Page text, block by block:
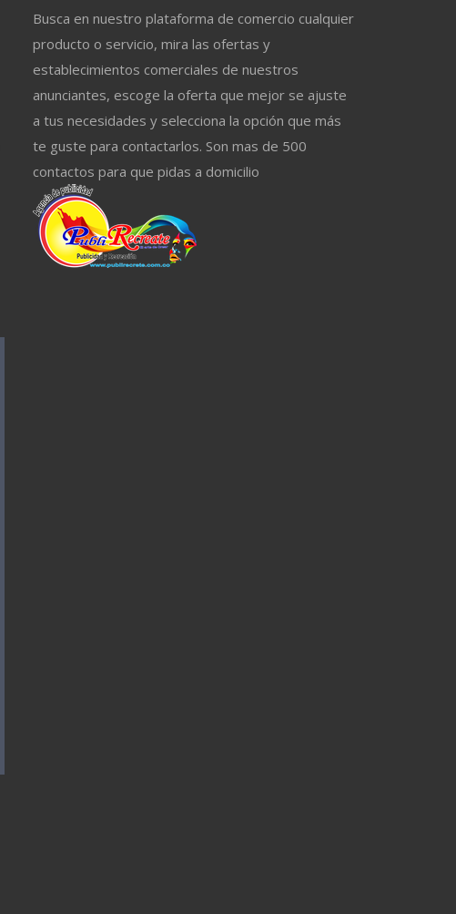
Busca en nuestro plataforma de comercio cualquier
producto o servicio, mira las ofertas y
establecimientos comerciales de nuestros
anunciantes, escoge la oferta que mejor se ajuste
a tus necesidades y selecciona la opción que más
te guste para contactarlos. Son mas de 500
contactos para que pidas a domicilio